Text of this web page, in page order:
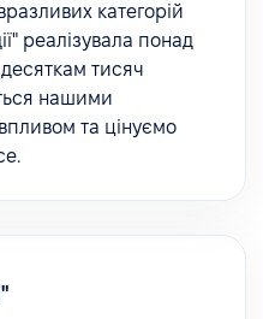
категорій
реалізувала понад
тисяч
нашими
та цінуємо